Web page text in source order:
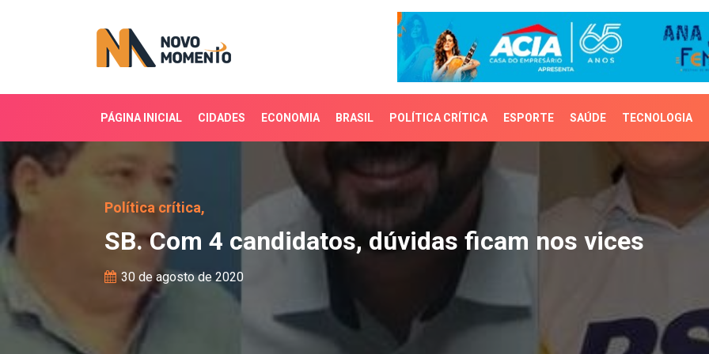
PÁGINA INICIAL CIDADES ECONOMIA BRASIL POLÍTICA CRÍTICA ESPORTE SAÚDE TECNOLOGIA
SB. Com 4 candidatos, dúvidas ficam nos vices
Política crítica,
SB. Com 4 candidatos, dúvidas ficam nos vices
30 de agosto de 2020